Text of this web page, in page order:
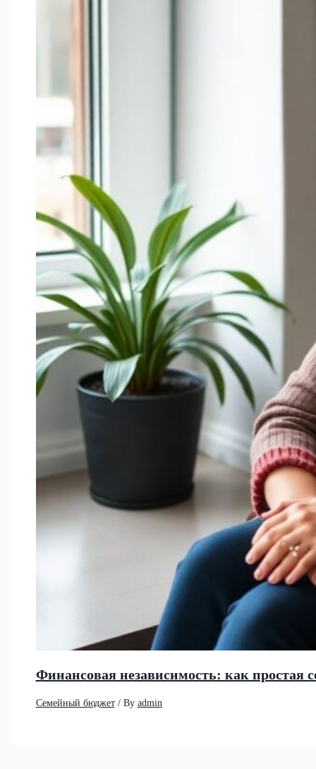
Финансовая независимость: как простая
Семейный бюджет/ By admin